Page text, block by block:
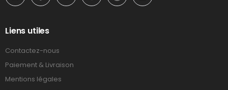
Liens utiles
Contactez-nous
Paiement & Livraison
Mentions légales